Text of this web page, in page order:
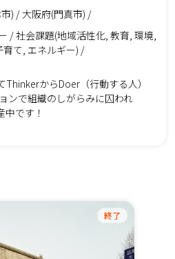
) / 大阪府(門真市) /
/ 社会課題(地域活性化, 教育, 環境,
育て, エネルギー) /
ThinkerからDoer（行動する人）
ンで組織のしがらみに囚われ
です！
終了